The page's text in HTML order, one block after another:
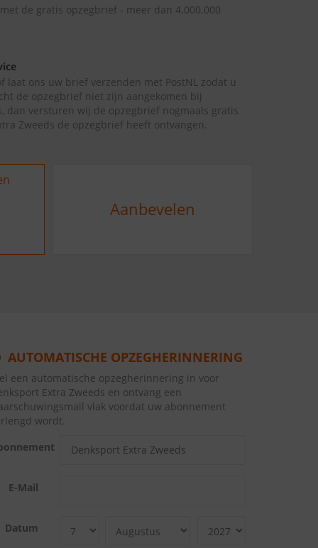
de gratis opzegbrief - meer dan 4.000.000
laat ons uw brief verzenden met PostNL zodat u
de opzegbrief niet zijn aangekomen bij
dan versturen wij de opzegbrief nogmaals gratis
Zweeds de opzegbrief heeft ontvangen.
Aanbevelen
AUTOMATISCHE OPZEGHERINNERING
een automatische opzegherinnering in voor
Extra Zweeds en ontvang een
vlak voordat uw abonnement
wordt.
E-Mail
Datum